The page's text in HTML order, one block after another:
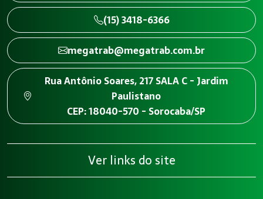
(15) 3418-6366
megatrab@megatrab.com.br
Rua Antônio Soares, 217 SALA C - Jardim
Paulistano
CEP: 18040-570 - Sorocaba/SP
Ver links do site